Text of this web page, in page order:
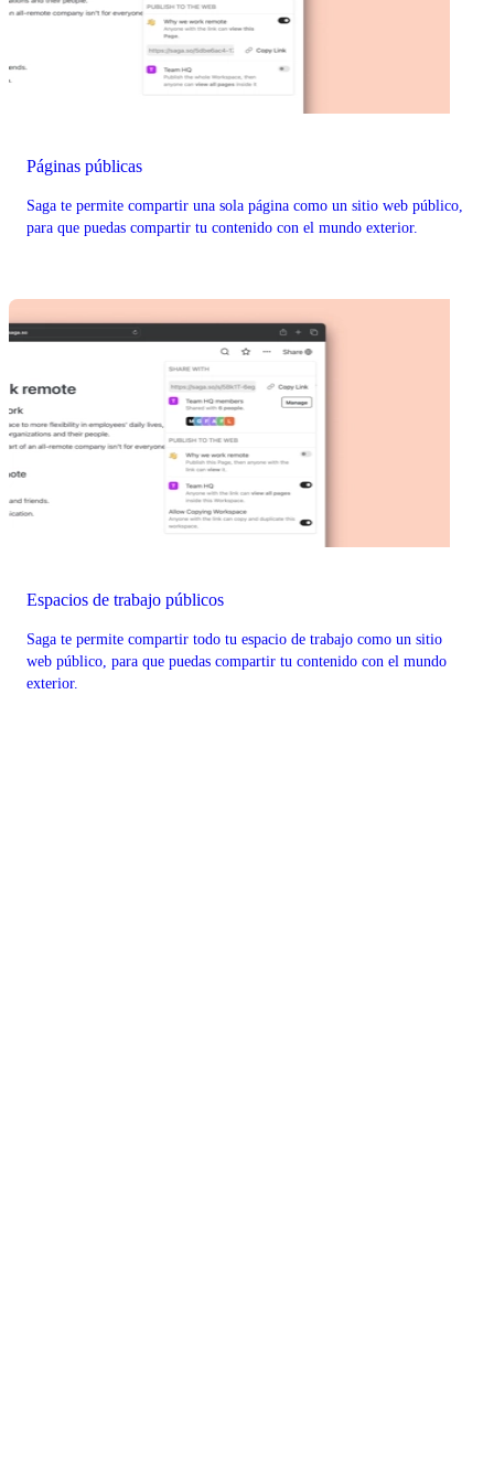
Páginas públicas
Saga te permite compartir una sola página como un sitio web público,
para que puedas compartir tu contenido con el mundo exterior.
Espacios de trabajo públicos
Saga te permite compartir todo tu espacio de trabajo como un sitio
web público, para que puedas compartir tu contenido con el mundo
exterior.